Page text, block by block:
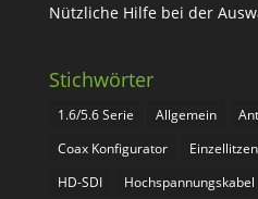
Nützliche Hilfe bei der
Stichwörter
1.6/5.6 Serie Allgemein
Coax Konfigurator
Einzellitzen
HD-SDI
Hochspannungskabel